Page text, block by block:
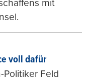
mit
voll dafür
Politiker Feld